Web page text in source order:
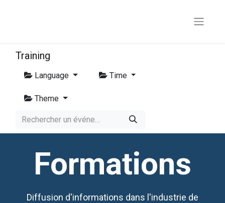
Training
Language Time
Theme
Formations
Diffusion d'informations dans l'industrie de